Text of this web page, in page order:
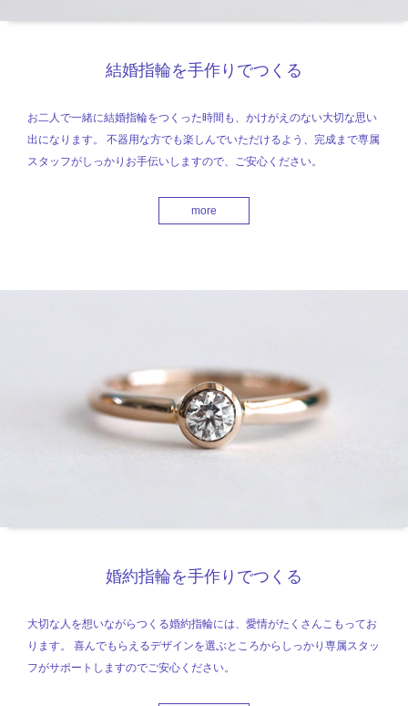
結婚指輪を手作りでつくる
お二人で一緒に結婚指輪をつくった時間も、かけがえのない大切な思い
出になります。 不器用な方でも楽しんでいただけるよう、完成まで専属
スタッフがしっかりお手伝いしますので、ご安心ください。
more
婚約指輪を手作りでつくる
大切な人を想いながらつくる婚約指輪には、愛情がたくさんこもってお
ります。 喜んでもらえるデザインを選ぶところからしっかり専属スタッ
フがサポートしますのでご安心ください。